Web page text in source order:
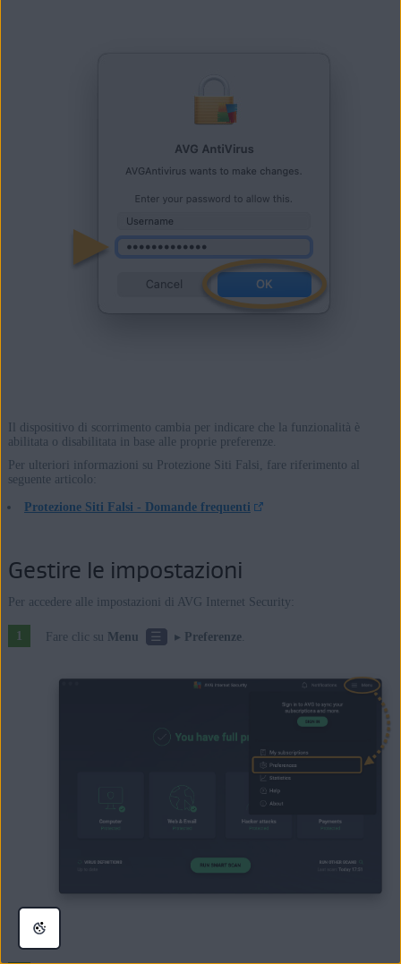
Il dispositivo di scorrimento cambia per indicare che la funzionalità è
abilitata o disabilitata in base alle proprie preferenze.
Per ulteriori informazioni su Protezione Siti Falsi, fare riferimento al
seguente articolo:
Protezione Siti Falsi - Domande frequenti
Gestire le impostazioni
Per accedere alle impostazioni di AVG Internet Security:
Fare clic su Menu ☰ ▸ Preferenze.